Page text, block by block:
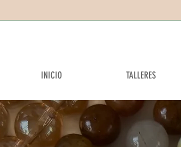
INICIO TALLERES